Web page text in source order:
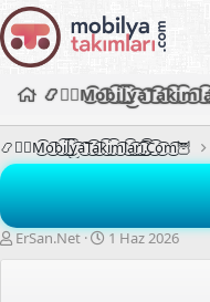
📿🧙‍♂️M͜͡o͜͡b͜͡i͜͡l͜͡y͜͡a͜͡T͜͡a͜͡k͜͡i͜͡m͜͡l͜͡a͜͡r͜͡i͜͡.͜͡C͜͡o͜͡m͜͡🦉
K
o
ErSan.Net
B
a
1 Haz 2026